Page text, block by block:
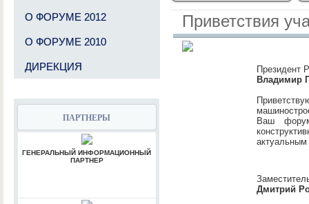
О ФОРУМЕ 2012
О ФОРУМЕ 2010
ДИРЕКЦИЯ
ПАРТНЕРЫ
ГЕНЕРАЛЬНЫЙ ИНФОРМАЦИОННЫЙ
ПАРТНЕР
Приветствия
Президент
Владимир
Ваш
актуальным
Дмитрий